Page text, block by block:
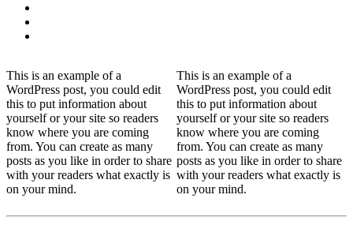
This is an example of a
WordPress post, you could edit
this to put information about
yourself or your site so readers
know where you are coming
from. You can create as many
posts as you like in order to share
with your readers what exactly is
on your mind.
This is an example of a
WordPress post, you could edit
this to put information about
yourself or your site so readers
know where you are coming
from. You can create as many
posts as you like in order to share
with your readers what exactly is
on your mind.